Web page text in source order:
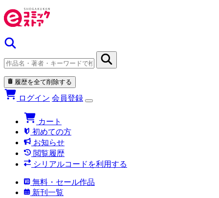
履歴を全て削除する
ログイン 会員登録
カート
初めての方
お知らせ
閲覧履歴
シリアルコードを利用する
無料・セール作品
新刊一覧